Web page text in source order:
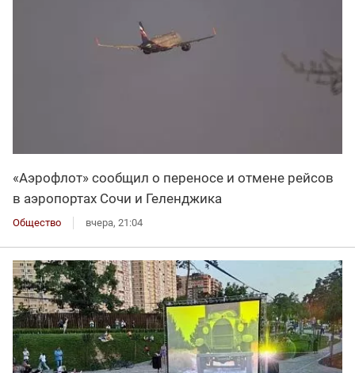
«Аэрофлот» сообщил о переносе и отмене рейсов
в аэропортах Сочи и Геленджика
Общество вчера, 21:04